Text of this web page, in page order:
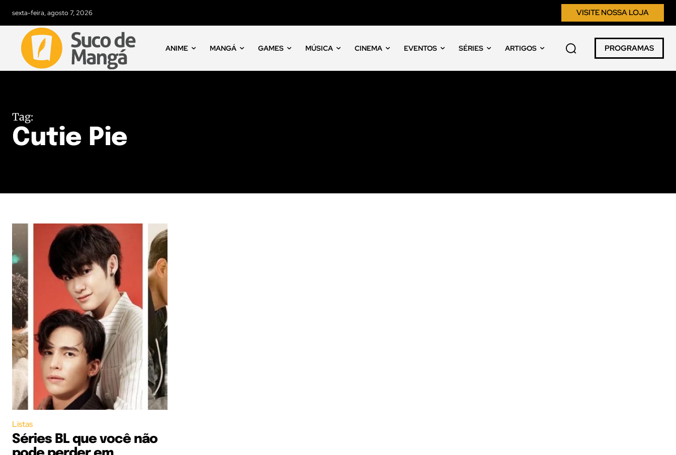
sexta-feira, agosto 7, 2026 VISITE NOSSA LOJA
ANIME MANGÁ GAMES MÚSICA CINEMA EVENTOS SÉRIES ARTIGOS PROGRAMAS
Tag:
Cutie Pie
Listas
Séries BL que você não